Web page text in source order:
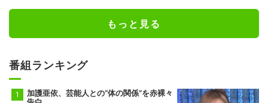
もっと見る
番組ランキング
加護亜依、芸能人との“体の関係”を赤裸々